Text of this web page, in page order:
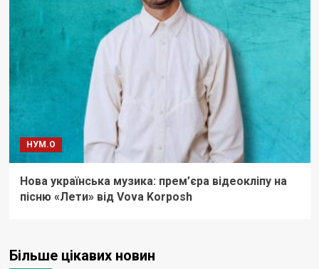
НУМ.О
Нова українська музика: прем’єра відеокліпу на
пісню «Лети» від Vova Korposh
Більше цікавих новин